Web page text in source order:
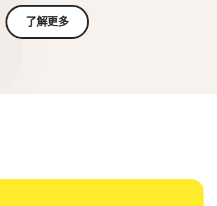
了解更多